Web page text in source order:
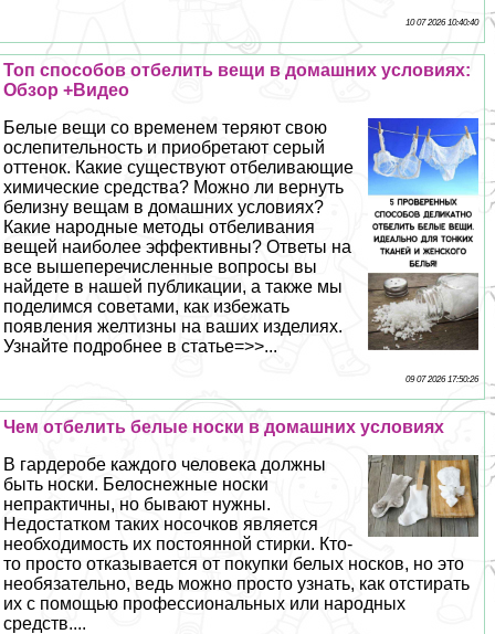
10 07 2026 10:40:40
Топ способов отбелить вещи в домашних условиях:
Обзор +Видео
Белые вещи со временем теряют свою
ослепительность и приобретают серый
оттенок. Какие существуют отбеливающие
химические средства? Можно ли вернуть
белизну вещам в домашних условиях?
Какие народные методы отбеливания
вещей наиболее эффективны? Ответы на
все вышеперечисленные вопросы вы
найдете в нашей публикации, а также мы
поделимся советами, как избежать
появления желтизны на ваших изделиях.
Узнайте подробнее в статье=>>...
09 07 2026 17:50:26
Чем отбелить белые носки в домашних условиях
В гардеробе каждого человека должны
быть носки. Белоснежные носки
непpaктичны, но бывают нужны.
Недостатком таких носочков является
необходимость их постоянной стирки. Кто-
то просто отказывается от покупки белых носков, но это
необязательно, ведь можно просто узнать, как отстирать
их с помощью профессиональных или народных
средств....